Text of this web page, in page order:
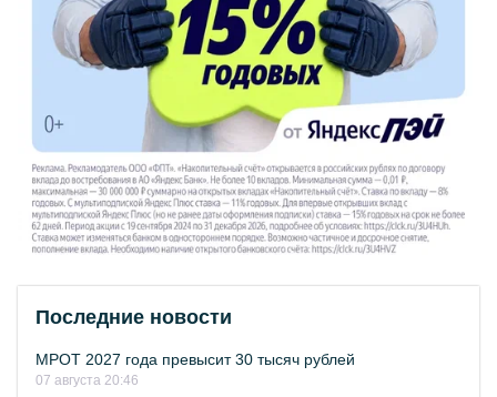
Последние новости
МРОТ 2027 года превысит 30 тысяч рублей
07 августа 20:46